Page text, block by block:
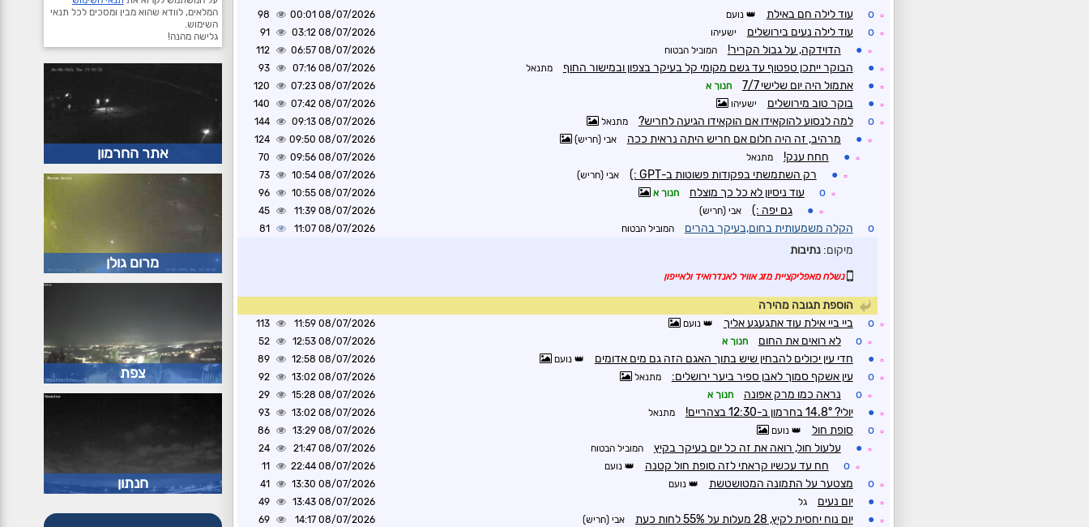
☼
o עוד לילה חם באילת נועם 08/07/2026 00:01
98
☼
o עוד לילה נעים בירושלים ישעיהו 08/07/2026 03:12
91
☼
● הדוידקה, על גבול הקריר! המוביל הבטוח 08/07/2026 06:57
112
☼
● הבוקר ייתכן טפטוף עד גשם מקומי קל בעיקר בצפון ובמישור החוף מתנאל 08/07/2026 07:16
93
☼
● אתמול היה יום שלישי 7/7 חנוך א 08/07/2026 07:23
120
☼
● בוקר טוב מירושלים ישעיהו 08/07/2026 07:42
140
☼
o למה לנסוע להוקאידו אם הוקאידו הגיעה לחריש? מתנאל 08/07/2026 09:13
144
☼
● מרהיב, זה היה חלום אם חריש היתה נראית ככה אבי (חריש) 08/07/2026 09:50
124
☼
● חחח ענק! מתנאל 08/07/2026 09:56
70
☼
● רק השתמשתי בפקודות פשוטות ב-GPT :) אבי (חריש) 08/07/2026 10:54
73
☼
o עוד ניסיון לא כל כך מוצלח חנוך א 08/07/2026 10:55
96
☼
● גם יפה :) אבי (חריש) 08/07/2026 11:39
45
o הקלה משמעותית בחום,בעיקר בהרים המוביל הבטוח 08/07/2026 11:07
81
מיקום:נתיבות
נשלח מאפליקציית מזג אוויר לאנדרואיד ולאייפון
הוספת תגובה מהירה
☼
o ביי ביי אילת עוד אתגעגע אליך נועם 08/07/2026 11:59
113
☼
o לא רואים את החום חנוך א 08/07/2026 12:53
52
☼
● חדי עין יכולים להבחין שיש בתוך האגם הזה גם מים אדומים נועם 08/07/2026 12:58
89
☼
o עין אשקף סמוך לאבן ספיר ביער ירושלים: מתנאל 08/07/2026 13:02
92
☼
o נראה כמו מרק אפונה חנוך א 08/07/2026 15:28
29
☼
● יולי? 14.8° בחרמון ב-12:30 בצהריים! מתנאל 08/07/2026 13:02
93
☼
o סופת חול נועם 08/07/2026 13:29
86
☼
● עלעול חול, רואה את זה כל יום בעיקר בקיץ המוביל הבטוח 08/07/2026 21:47
24
☼
o חח עד עכשיו קראתי לזה סופת חול קטנה נועם 08/07/2026 22:44
11
☼
o מצטער על התמונה המטושטשת נועם 08/07/2026 13:30
41
☼
● יום נעים גל 08/07/2026 13:43
49
☼
● יום נוח יחסית לקיץ, 28 מעלות על 55% לחות כעת אבי (חריש) 08/07/2026 14:17
69
המלאים, לוודא שהוא מבין ומסכים לכל תנאי
השימוש.
גלישה מהנה!
אתר החרמון
מרום גולן
צפת
חנתון